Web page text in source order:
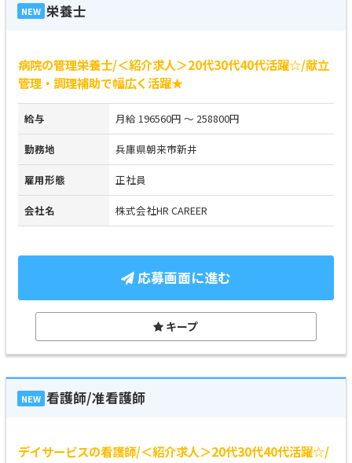
NEW 栄養士
病院の管理栄養士/＜紹介求人＞20代30代40代活躍☆/献立
管理・調理補助で幅広く活躍★
給与 月給 196560円 ～ 258800円
勤務地 兵庫県朝来市新井
雇用形態 正社員
会社名 株式会社HR CAREER
応募画面に進む
キープ
NEW 看護師/准看護師
デイサービスの看護師/＜紹介求人＞20代30代40代活躍☆/